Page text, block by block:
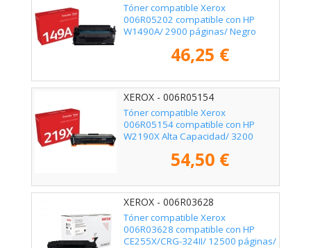
Tóner compatible Xerox
006R05202 compatible con HP
W1490A/ 2900 páginas/ Negro
46,25 €
XEROX - 006R05154
Tóner compatible Xerox
006R05154 compatible con HP
W2190X Alta Capacidad/ 3200
54,50 €
XEROX - 006R03628
Tóner compatible Xerox
006R03628 compatible con HP
CE255X/CRG-324II/ 12500 páginas/